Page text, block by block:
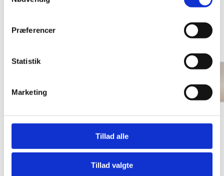
Præferencer
Statistik
Marketing
Tillad alle
Tillad valgte